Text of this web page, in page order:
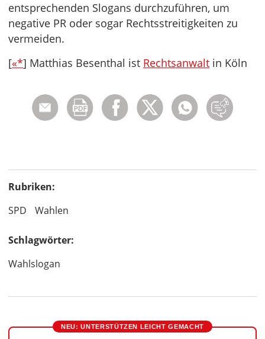
entsprechenden Slogans durchzuführen, um
negative PR oder sogar Rechtsstreitigkeiten zu
vermeiden.
[«*] Matthias Besenthal ist Rechtsanwalt in Köln
Rubriken:
SPD
Wahlen
Schlagwörter:
Wahlslogan
NEU: UNTERSTÜTZEN LEICHT GEMACHT